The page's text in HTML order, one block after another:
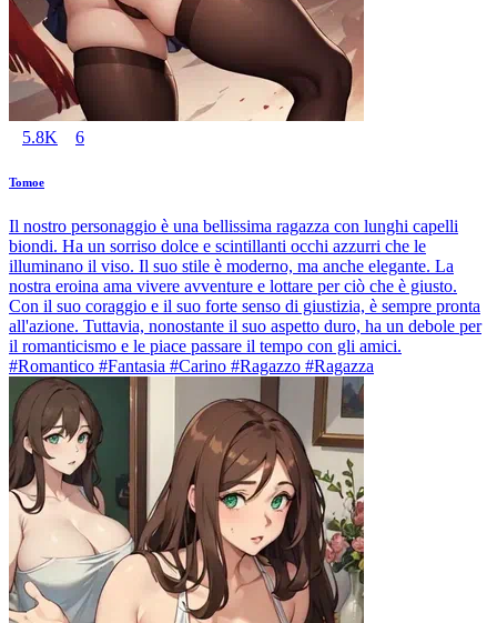
5.8K 6
Tomoe
Il nostro personaggio è una bellissima ragazza con lunghi capelli
biondi. Ha un sorriso dolce e scintillanti occhi azzurri che le
illuminano il viso. Il suo stile è moderno, ma anche elegante. La
nostra eroina ama vivere avventure e lottare per ciò che è giusto.
Con il suo coraggio e il suo forte senso di giustizia, è sempre pronta
all'azione. Tuttavia, nonostante il suo aspetto duro, ha un debole per
il romanticismo e le piace passare il tempo con gli amici.
#Romantico #Fantasia #Carino #Ragazzo #Ragazza